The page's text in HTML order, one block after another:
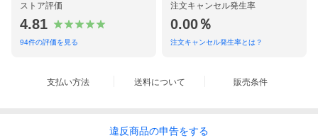
ストア評価
4.81
94件の評価を見る
注文キャンセル発生率
0.00％
注文キャンセル発生率とは？
支払い方法 送料について 販売条件
違反商品の申告をする